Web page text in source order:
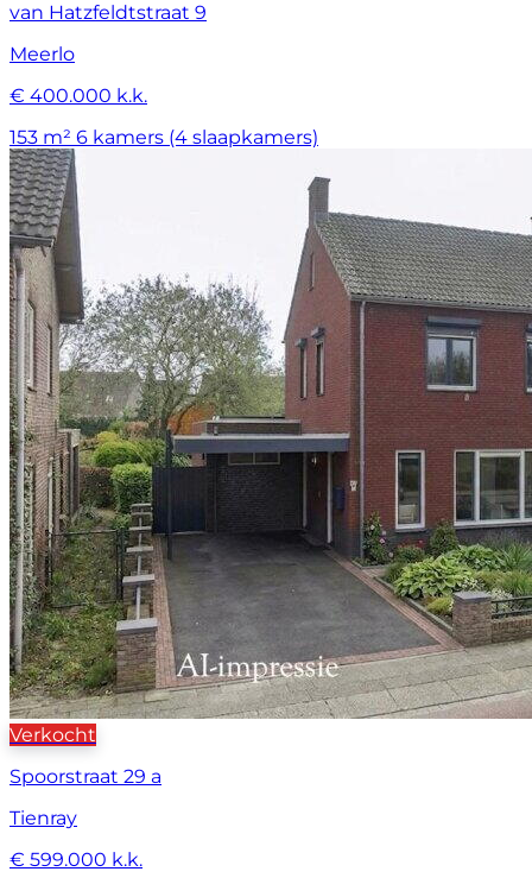
van Hatzfeldtstraat 9
Meerlo
€ 400.000 k.k.
153 m² 6 kamers (4 slaapkamers)
Verkocht
Spoorstraat 29 a
Tienray
€ 599.000 k.k.